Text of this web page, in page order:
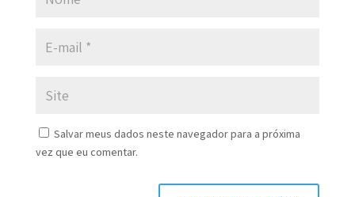
Salvar meus dados neste navegador para a próxima
vez que eu comentar.